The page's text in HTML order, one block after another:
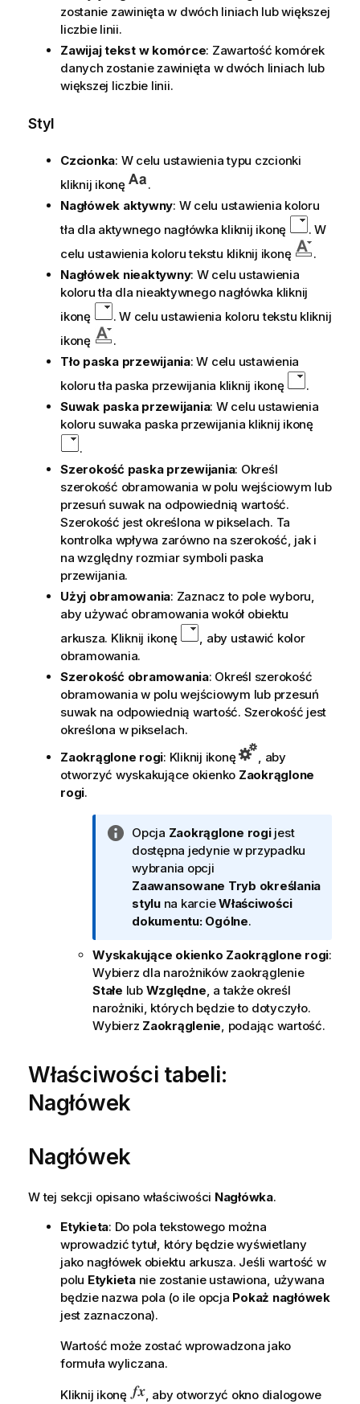
zostanie zawinięta w dwóch liniach lub większej
liczbie linii.
Zawijaj tekst w komórce: Zawartość komórek
danych zostanie zawinięta w dwóch liniach lub
większej liczbie linii.
Styl
Czcionka: W celu ustawienia typu czcionki
kliknij ikonę
.
Nagłówek aktywny: W celu ustawienia koloru
tła dla aktywnego nagłówka kliknij ikonę
. W
celu ustawienia koloru tekstu kliknij ikonę
.
Nagłówek nieaktywny: W celu ustawienia
koloru tła dla nieaktywnego nagłówka kliknij
ikonę
. W celu ustawienia koloru tekstu kliknij
ikonę
.
Tło paska przewijania: W celu ustawienia
koloru tła paska przewijania kliknij ikonę
.
Suwak paska przewijania: W celu ustawienia
koloru suwaka paska przewijania kliknij ikonę
.
Szerokość paska przewijania: Określ
szerokość obramowania w polu wejściowym lub
przesuń suwak na odpowiednią wartość.
Szerokość jest określona w pikselach. Ta
kontrolka wpływa zarówno na szerokość, jak i
na względny rozmiar symboli paska
przewijania.
Użyj obramowania: Zaznacz to pole wyboru,
aby używać obramowania wokół obiektu
arkusza. Kliknij ikonę
, aby ustawić kolor
obramowania.
Szerokość obramowania: Określ szerokość
obramowania w polu wejściowym lub przesuń
suwak na odpowiednią wartość. Szerokość jest
określona w pikselach.
Zaokrąglone rogi: Kliknij ikonę
, aby
otworzyć wyskakujące okienko Zaokrąglone
rogi.
I
n
f
o
r
m
c
j
a
Opcja Zaokrąglone rogijest
dostępna jedynie w przypadku
wybrania opcji
Zaawansowane Tryb określania
styluna karcieWłaściwości
dokumentu: Ogólne.
Wyskakujące okienko Zaokrąglone rogi:
Wybierz dla narożników zaokrąglenie
Stałe lub Względne, a także określ
narożniki, których będzie to dotyczyło.
Wybierz Zaokrąglenie, podając wartość.
Właściwości tabeli:
Nagłówek
Nagłówek
W tej sekcji opisano właściwości Nagłówka.
Etykieta: Do pola tekstowego można
wprowadzić tytuł, który będzie wyświetlany
jako nagłówek obiektu arkusza. Jeśli wartość w
polu Etykietanie zostanie ustawiona, używana
będzie nazwa pola (o ile opcja Pokaż nagłówek
jest zaznaczona).
Wartość może zostać wprowadzona jako
formuła wyliczana.
Kliknij ikonę
, aby otworzyć okno dialogowe